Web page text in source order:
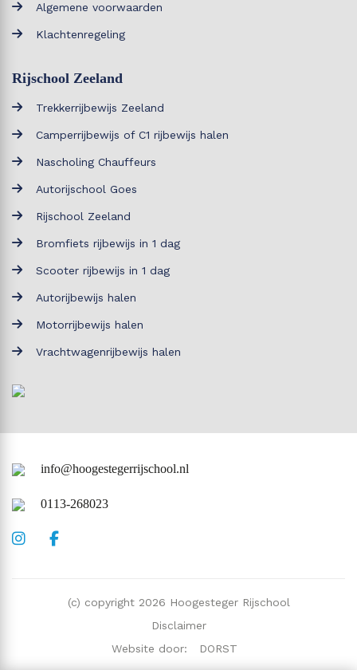
Algemene voorwaarden
Klachtenregeling
Rijschool Zeeland
Trekkerrijbewijs Zeeland
Camperrijbewijs of C1 rijbewijs halen
Nascholing Chauffeurs
Autorijschool Goes
Rijschool Zeeland
Bromfiets rijbewijs in 1 dag
Scooter rijbewijs in 1 dag
Autorijbewijs halen
Motorrijbewijs halen
Vrachtwagenrijbewijs halen
info@hoogestegerrijschool.nl
0113-268023
(c) copyright 2026 Hoogesteger Rijschool
Disclaimer
Website door:
DORST